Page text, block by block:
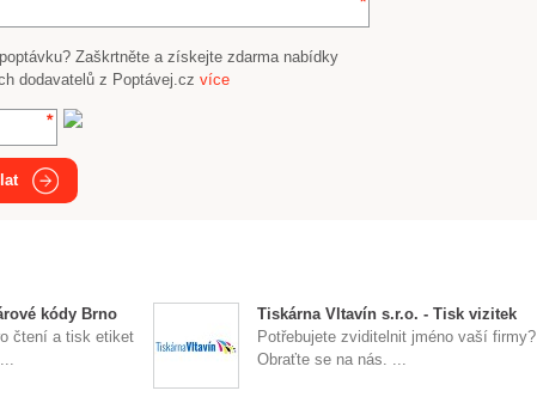
Zaškrtněte a získejte zdarma nabídky
dodavatelů z Poptávej.cz více
kódy Brno
čtení a tisk etiket
Tiskárna Vltavín s.r.o. - Tisk vizitek
Potřebujete zviditelnit jméno vaší firmy?
Obraťte se na nás. ...